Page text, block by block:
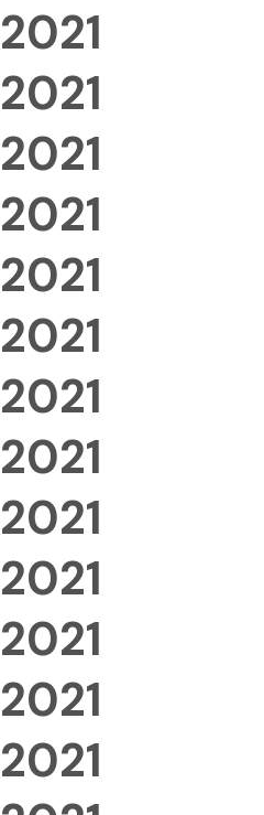
2021
2021
2021
2021
2021
2021
2021
2021
2021
2021
2021
2021
2021